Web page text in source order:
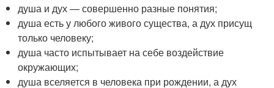
душа и дух — совершенно разные понятия;
душа есть у любого живого существа, а дух присущ
только человеку;
душа часто испытывает на себе воздействие
окружающих;
душа вселяется в человека при рождении, а дух